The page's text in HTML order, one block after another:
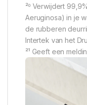
²⁰ Verwijdert
Aeruginosa) in je
de rubberen
Intertek van het
²¹ Geeft een